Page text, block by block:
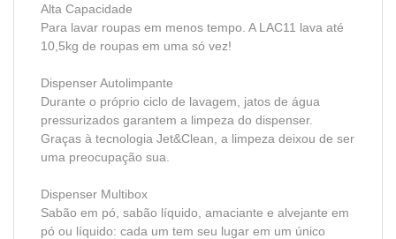
Alta Capacidade
Para lavar roupas em menos tempo. A LAC11 lava até
10,5kg de roupas em uma só vez!
Dispenser Autolimpante
Durante o próprio ciclo de lavagem, jatos de água
pressurizados garantem a limpeza do dispenser.
Graças à tecnologia Jet&Clean, a limpeza deixou de ser
uma preocupação sua.
Dispenser Multibox
Sabão em pó, sabão líquido, amaciante e alvejante em
pó ou líquido: cada um tem seu lugar em um único